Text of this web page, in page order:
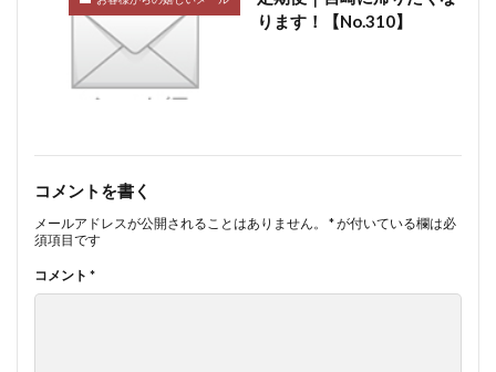
ります！【No.310】
コメントを書く
メールアドレスが公開されることはありません。 *が付いている欄は必
須項目です
コメント *